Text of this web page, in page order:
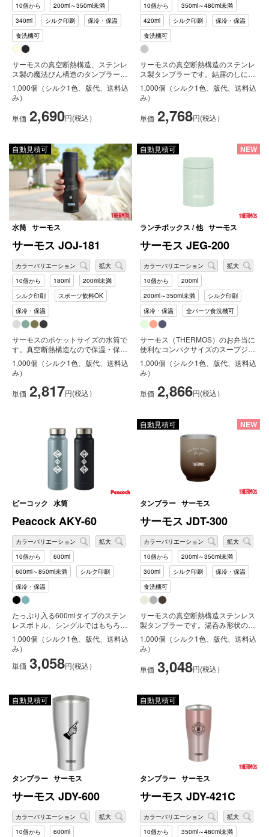
10個から
200ml～350ml未満
340ml
シルク印刷
保冷・保温
食洗機可
サーモスの真空断熱構造、ステンレ
ス製の魔法びん構造のタンブラーで
す。JDY-340Cのリニューアル商...
1,000個（シルク1色、版代、送料込
み）
単価 2,690円(税込）
10個から
350ml～480ml未満
420ml
シルク印刷
保冷・保温
食洗機可
サーモスの真空断熱構造のステンレ
ス製タンブラーです。結露のしにく
い、外側の熱くならない、冷たい飲
み物...
1,000個（シルク1色、版代、送料込
み）
単価 2,768円(税込）
自動見積可
水筒 サーモス
サーモス JOJ-181
カラーバリエーション
拡大
10個から
180ml
200ml未満
シルク印刷
スポーツ飲料OK
保冷・保温
サーモスのポケットサイズの水筒で
す。真空断熱構造なので保温・保冷
機能はもちろんのこと、超軽量の約
10...
1,000個（シルク1色、版代、送料込
み）
単価 2,817円(税込）
自動見積可 NEW
ランチボックス / 他 サーモス
サーモス JEG-200
カラーバリエーション
拡大
10個から
200ml
200ml～350ml未満
シルク印刷
保冷・保温
全パーツ食洗機可
サーモス（THERMOS）のお弁当に
便利なコンパクサイズのスープジャ
ー。容量はスープ一杯を入れるの
に...
1,000個（シルク1色、版代、送料込
み）
単価 2,866円(税込）
ピーコック 水筒
Peacock AKY-60
カラーバリエーション
拡大
10個から
600ml
600ml～850ml未満
シルク印刷
保冷・保温
たっぷり入る600mlタイプのステン
レスボトル、シングルではもちろん
誰かとシェアすることもできる容
量...
1,000個（シルク1色、版代、送料込
み）
単価 3,058円(税込）
自動見積可 NEW
タンブラー サーモス
サーモス JDT-300
カラーバリエーション
拡大
10個から
200ml～350ml未満
300ml
シルク印刷
保冷・保温
食洗機可
サーモスの真空断熱構造ステンレス
製タンブラーです。湯呑み形状の普
段使いしやすいカップで、持ったと
きに...
1,000個（シルク1色、版代、送料込
み）
単価 3,048円(税込）
自動見積可
タンブラー サーモス
サーモス JDY-600
カラーバリエーション
拡大
10個から
600ml
自動見積可
タンブラー サーモス
サーモス JDY-421C
カラーバリエーション
拡大
10個から
350ml～480ml未満